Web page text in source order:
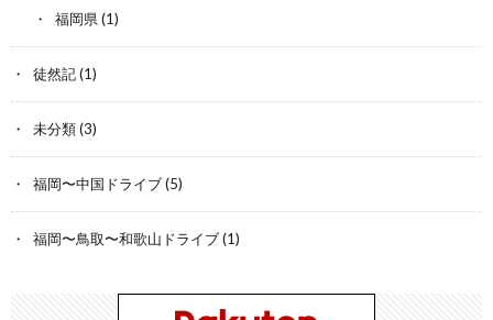
福岡県(1)
徒然記(1)
未分類(3)
福岡〜中国ドライブ(5)
福岡〜鳥取〜和歌山ドライブ(1)